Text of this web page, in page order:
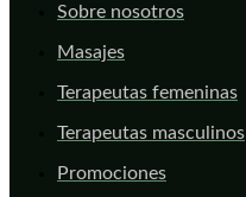
Sobre nosotros
Masajes
Terapeutas femeninas
Terapeutas masculinos
Promociones